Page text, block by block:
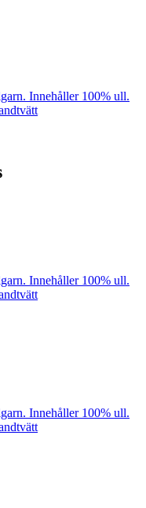
Innehåller 100% ull.
Innehåller 100% ull.
Innehåller 100% ull.